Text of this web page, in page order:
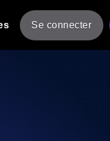
Se connecter